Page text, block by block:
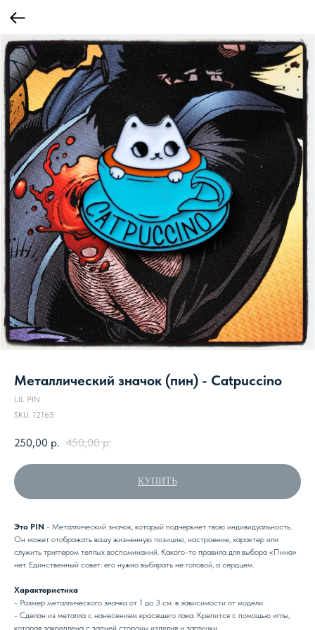
Металлический значок (пин) - Catpuccino
LIL PIN
SKU: 12165
250,00 р. 450,00 р.
КУПИТЬ
Это PIN - Металлический значок, который подчеркнет твою индивидуальность.
Он может отображать вашу жизненную позицию, настроение, характер или
служить триггером теплых воспоминаний. Какого-то правила для выбора «Пина»
нет. Единственный совет: его нужно выбирать не головой, а сердцем.
Характеристика
- Размер металлического значка от 1 до 3 см. в зависимости от модели.
- Сделан из металла с нанесением красящего лака. Крепится с помощью иглы,
которая закреплена с задней стороны изделия и заглушки.